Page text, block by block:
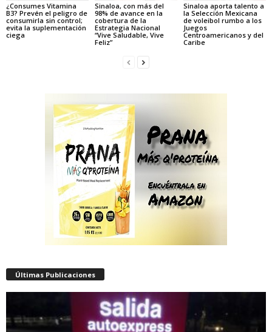
¿Consumes Vitamina
B3? Prevén el peligro de
consumirla sin control;
evita la suplementación
ciega
Sinaloa, con más del
98% de avance en la
cobertura de la
Estrategia Nacional
“Vive Saludable, Vive
Feliz”
Sinaloa aporta talento a
la Selección Mexicana
de voleibol rumbo a los
Juegos
Centroamericanos y del
Caribe
Últimas Publicaciones